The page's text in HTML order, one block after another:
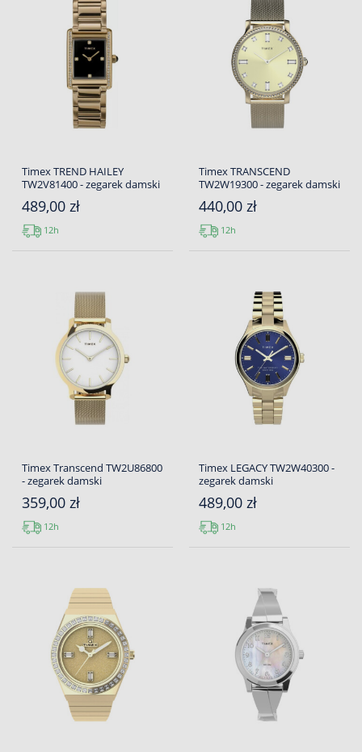
Timex TREND HAILEY
TW2V81400 - zegarek damski
489,00 zł
12h
Timex TRANSCEND
TW2W19300 - zegarek damski
440,00 zł
12h
Timex Transcend TW2U86800
- zegarek damski
359,00 zł
12h
Timex LEGACY TW2W40300 -
zegarek damski
489,00 zł
12h